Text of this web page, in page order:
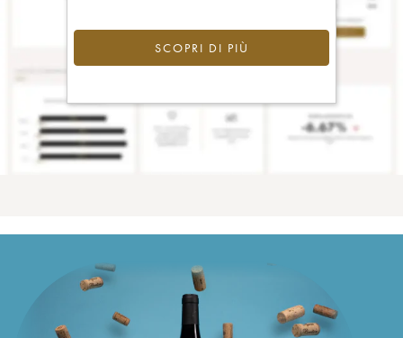
SCOPRI DI PIÙ